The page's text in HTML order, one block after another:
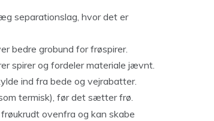
separationslag, hvor det er
bedre grobund for frøspirer.
spirer og fordeler materiale jævnt.
ind fra bede og vejrabatter.
termisk), før det sætter frø.
ovenfra og kan skabe